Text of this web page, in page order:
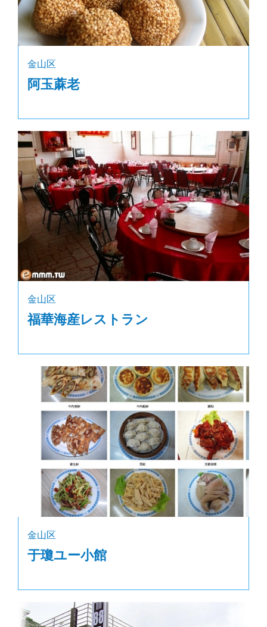
金山区
阿玉蔴老
金山区
福華海産レストラン
金山区
于瓊ユー小館